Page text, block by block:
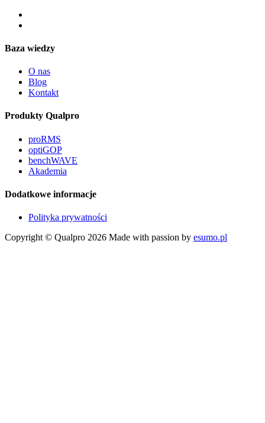
Baza wiedzy
O nas
Blog
Kontakt
Produkty Qualpro
proRMS
optiGOP
benchWAVE
Akademia
Dodatkowe informacje
Polityka prywatności
Copyright © Qualpro 2026 Made with passion by esumo.pl